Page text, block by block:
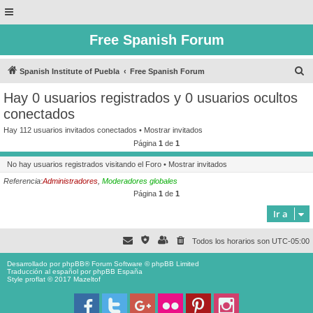
Free Spanish Forum
Spanish Institute of Puebla Free Spanish Forum
r
Hay 0 usuarios registrados y 0 usuarios ocultos
conectados
Hay 112 usuarios invitados conectados • Mostrar invitados
Página 1 de 1
No hay usuarios registrados visitando el Foro • Mostrar invitados
Referencia:Administradores Moderadores globales
Página 1 de 1
Ir a
Todos los horarios son UTC-05:00
Desarrollado porphpBB® Forum Software © phpBB Limited
Traducción al español porphpBB España
Style proflat © 2017 Mazeltof